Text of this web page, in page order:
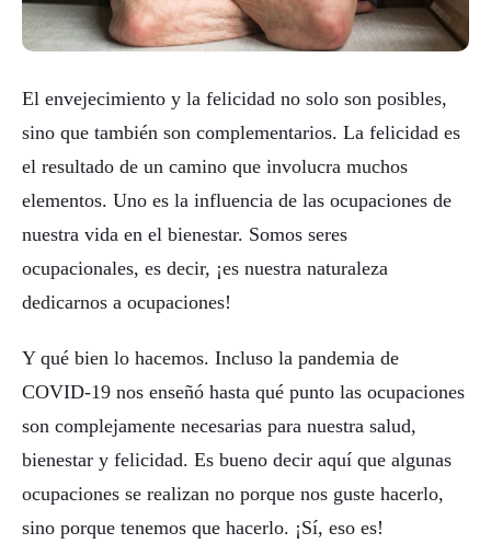
El envejecimiento y la felicidad no solo son posibles,
sino que también son complementarios. La felicidad es
el resultado de un camino que involucra muchos
elementos. Uno es la influencia de las ocupaciones de
nuestra vida en el bienestar. Somos seres
ocupacionales, es decir, ¡es nuestra naturaleza
dedicarnos a ocupaciones!
Y qué bien lo hacemos. Incluso la pandemia de
COVID-19 nos enseñó hasta qué punto las ocupaciones
son complejamente necesarias para nuestra salud,
bienestar y felicidad. Es bueno decir aquí que algunas
ocupaciones se realizan no porque nos guste hacerlo,
sino porque tenemos que hacerlo. ¡Sí, eso es!